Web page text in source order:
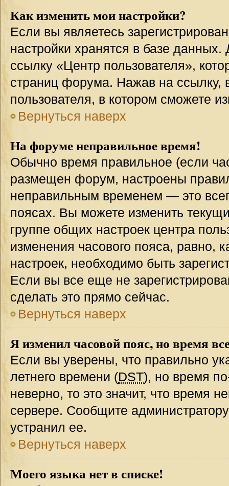
Как изменить мои настройки?
Если вы являетесь
настройки хранятся в базе
ссылку «Центр пользователя»,
страниц форума. Нажав на ссылку,
пользователя, в котором сможете
Вернуться наверх
На форуме неправильное время!
Обычно время правильное (если
размещен форум, настроены
неправильным временем — это
поясах. Вы можете изменить
группе общих настроек центра
изменения часового пояса, равно,
настроек, необходимо быть
Если вы все еще не
сделать это прямо сейчас.
Вернуться наверх
Я изменил часовой пояс, но время
Если вы уверены, что правильно
летнего времени (DST), но время
неверно, то это значит, что время
сервере. Сообщите
устранил ее.
Вернуться наверх
Моего языка нет в списке!